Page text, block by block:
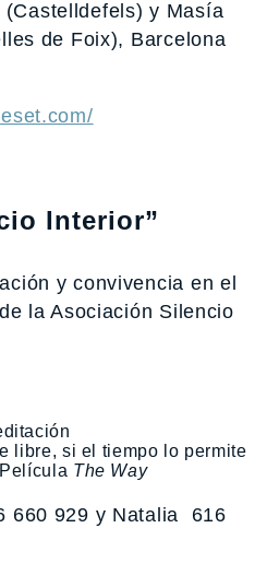
(Castelldefels) y Masía
de Foix), Barcelona
Interior”
y convivencia en el
la Asociación Silencio
libre, si el tiempo lo permite
The Way
660 929 y Natalia 616